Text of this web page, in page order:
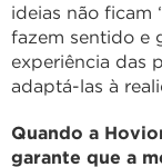
ideias não ficam
fazem sentido e
experiência das
adaptá-las à
Quando a
garante que a